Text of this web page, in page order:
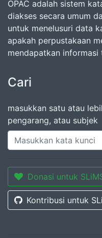
OPAC adalah sistem
diakses secara umum
untuk menelusuri data
apakah perpustakaan
mendapatkan informasi
Cari
masukkan satu atau
pengarang, atau subjek
Donasi untuk
Kontribusi untuk